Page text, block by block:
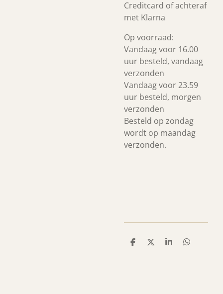
Creditcard of achteraf
met Klarna
Op voorraad:
Vandaag voor 16.00
uur besteld, vandaag
verzonden
Vandaag voor 23.59
uur besteld, morgen
verzonden
Besteld op zondag
wordt op maandag
verzonden.
D
D
S
D